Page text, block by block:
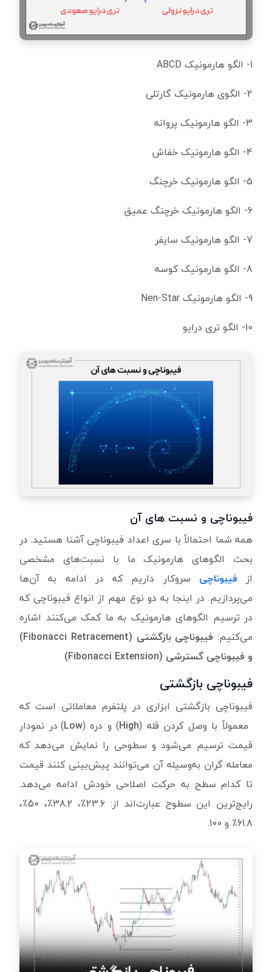
1- الگو هارمونیک ABCD
2- الگوی هارمونیک گارتلی
3- الگو هارمونیک پروانه
4- الگو هارمونیک خفاش
5- الگو هارمونیک خرچنگ
6- الگو هارمونیک خرچنگ عمیق
7- الگو هارمونیک سایفر
8- الگو هارمونیک کوسه
9- الگو هارمونیک Nen-Star
10- الگو تری درایو
فیبوناچی و نسبت های آن
همه شما احتمالاً با سری اعداد فیبوناچی آشنا هستید. در
بحث الگوهای هارمونیک ما با نسبت‌های مشخصی
از فیبوناچی سروکار داریم که در ادامه به آن‌ها
می‌پردازیم. در اینجا به دو نوع مهم از انواع فیبوناچی که
در ترسیم الگوهای هارمونیک به ما کمک می‌کنند اشاره
می‌کنیم: فیبوناچی بازگشتی (
Fibonacci Retracement)
و فیبوناچی گسترشی (Fibonacci Extension)
فیبوناچی بازگشتی
فیبوناچی بازگشتی ابزاری در پلتفرم معاملاتی است که
معمولاً با وصل کردن قله (High) و دره (Low) در نمودار
قیمت ترسیم می‌شود و سطوحی را نمایش می‌دهد که
معامله گران به‌وسیله آن می‌توانند پیش‌بینی کنند قیمت
تا کدام سطح به حرکت اصلاحی خودش ادامه می‌دهد.
رایج‌ترین این سطوح عبارت‌اند از: 23.6٪، 38.2٪، 50٪،
61.8٪ و 100.